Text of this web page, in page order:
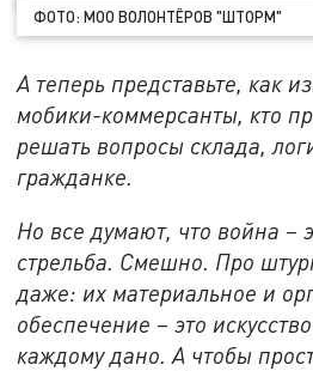
ФОТО: МОО ВОЛОНТЁРОВ "ШТОРМ"
А теперь представьте, как
мобики-коммерсанты, кто
решать вопросы склада,
гражданке.
Но все думают, что война –
стрельба. Смешно. Про
даже: их материальное и
обеспечение – это
каждому дано. А чтобы